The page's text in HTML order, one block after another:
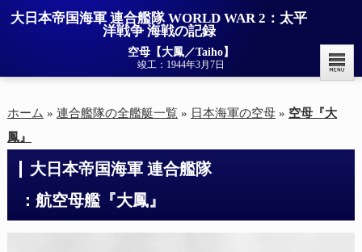
大日本帝国海軍 連合艦隊 WORLD WAR 2：太平
洋戦争 海戦の記録
空母【大鳳／Taiho】
竣工：1944年3月7日
ホーム » 連合艦隊の全艦艇一覧 » 日本海軍の空母 » 空母『大
鳳』
大日本帝国海軍 連合艦隊
：航空母艦『大鳳』